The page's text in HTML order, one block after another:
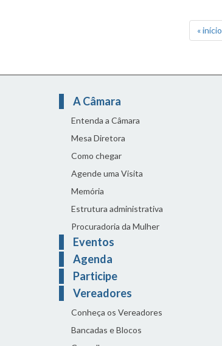
« início
A Câmara
Entenda a Câmara
Mesa Diretora
Como chegar
Agende uma Visita
Memória
Estrutura administrativa
Procuradoria da Mulher
Eventos
Agenda
Participe
Vereadores
Conheça os Vereadores
Bancadas e Blocos